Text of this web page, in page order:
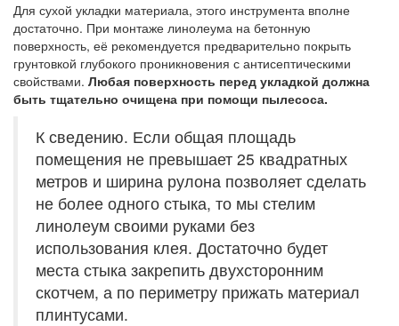
Для сухой укладки материала, этого инструмента вполне
достаточно. При монтаже линолеума на бетонную
поверхность, её рекомендуется предварительно покрыть
грунтовкой глубокого проникновения с антисептическими
свойствами. Любая поверхность перед укладкой должна
быть тщательно очищена при помощи пылесоса.
К сведению. Если общая площадь
помещения не превышает 25 квадратных
метров и ширина рулона позволяет сделать
не более одного стыка, то мы стелим
линолеум своими руками без
использования клея. Достаточно будет
места стыка закрепить двухсторонним
скотчем, а по периметру прижать материал
плинтусами.